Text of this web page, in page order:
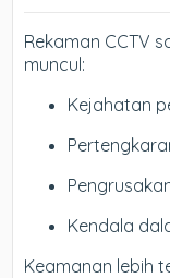
Rekaman CCTV
muncul:
Kejahatan
Kendala
Keamanan lebih